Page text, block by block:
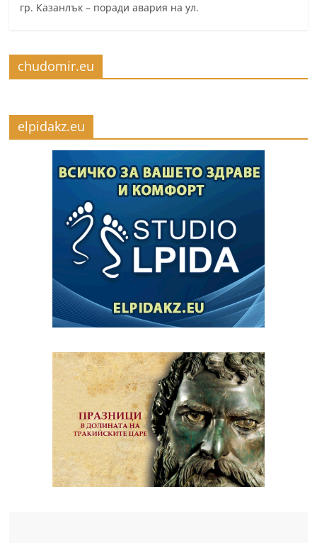
гр. Казанлък – поради авария на ул.
chudomir.eu
elpidakz.eu